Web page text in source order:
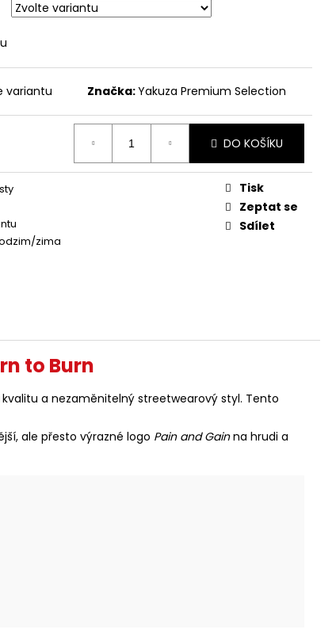
variantu Značka:Yakuza Premium Selection
DO KOŠÍKU
zima
Tisk
Zeptat se
Sdílet
to Burn
a nezaměnitelný streetwearový styl. Tento
ale přesto výrazné logo Pain and Gainna hrudi a